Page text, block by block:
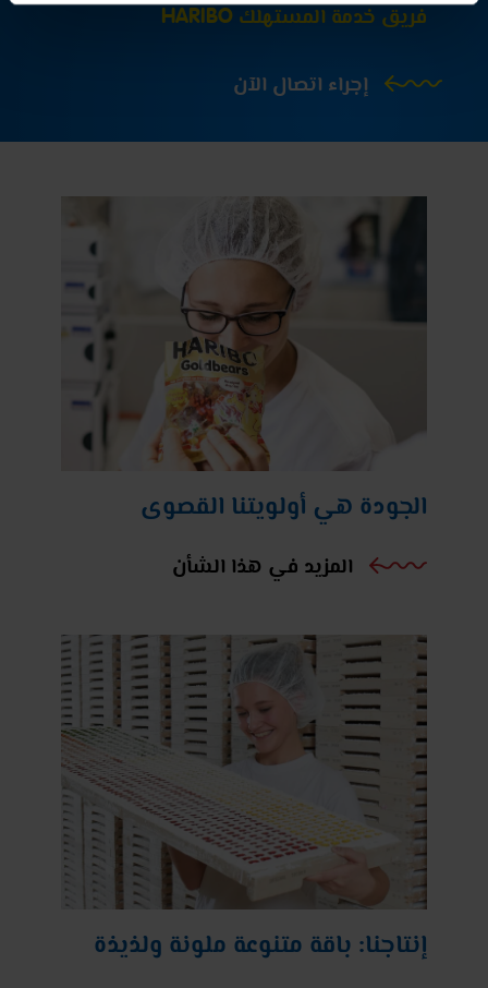
فريق خدمة المستهلك HARIBO
إجراء اتصال الآن
الجودة هي أولويتنا القصوى
المزيد في هذا الشأن
إنتاجنا: باقة متنوعة ملونة ولذيذة